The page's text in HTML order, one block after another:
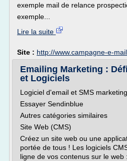
exemple mail de relance
exemple...
Lire la suite
Site : http://www.campagne-e-
Emailing Marketing :
et Logiciels
Logiciel d'email et SMS
Essayer Sendinblue
Autres catégories similaires
Site Web (CMS)
Créez un site web ou une
portée de tous ! Les logiciels
ligne de vos contenus sur le web